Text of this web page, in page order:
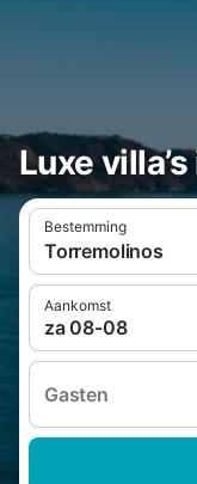
Luxe
Bestemming
Torremolinos
Aankomst
za 08-08
Gasten